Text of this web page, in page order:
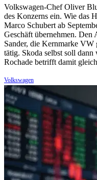
Volkswagen-Chef Oliver
des Konzerns ein. Wie das
Marco Schubert ab
Geschäft übernehmen.
Sander, die Kernmarke VW
tätig. Skoda selbst soll
Rochade betrifft damit
Volkswagen